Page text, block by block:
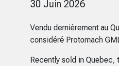
30 Juin 2026
Vendu dernièrement au
considéré Protomach
Recently sold in Quebec,